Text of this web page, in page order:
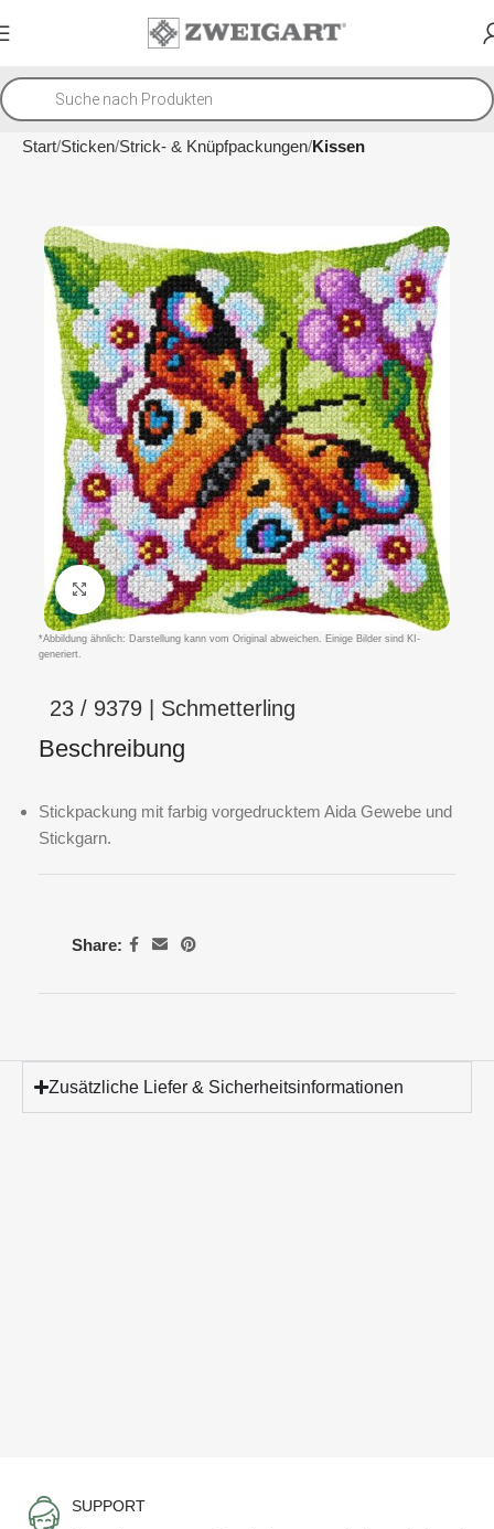
Start Sticken Strick- & Knüpfpackungen Kissen
Klicken um zu vergrößern
*Abbildung ähnlich: Darstellung kann vom Original abweichen. Einige Bilder sind KI-
generiert.
23 / 9379 | Schmetterling
Beschreibung
Stickpackung mit farbig vorgedrucktem Aida Gewebe und
Stickgarn.
Share:
Zusätzliche Liefer & Sicherheitsinformationen
SUPPORT